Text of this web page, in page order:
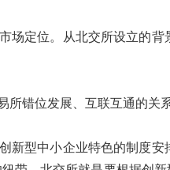
场定位。从北交所设立的
所错位发展、互联互通的
新型中小企业特色的制度